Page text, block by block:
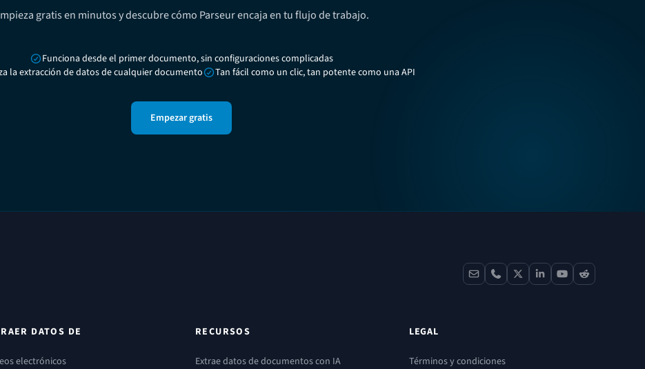
gratis en minutos y descubre cómo Parseur encaja en tu flujo de trabajo.
Funciona desde el primer documento, sin configuraciones complicadas
la extracción de datos de cualquier documento
Tan fácil como un clic, tan potente como una API
Empezar gratis
contactphone
x linkedinyoutube
reddit
DATOS DE
electrónicos
RECURSOS
Extrae datos de documentos con IA
LEGAL
Términos y condiciones